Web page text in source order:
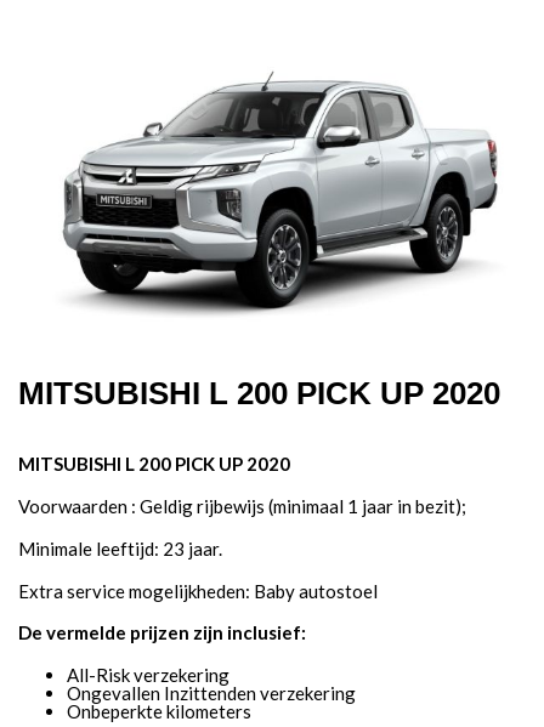
MITSUBISHI L 200 PICK UP 2020
MITSUBISHI L 200 PICK UP 2020
Voorwaarden : Geldig rijbewijs (minimaal 1 jaar in bezit);
Minimale leeftijd: 23 jaar.
Extra service mogelijkheden: Baby autostoel
De vermelde prijzen zijn inclusief:
All-Risk verzekering
Ongevallen Inzittenden verzekering
Onbeperkte kilometers